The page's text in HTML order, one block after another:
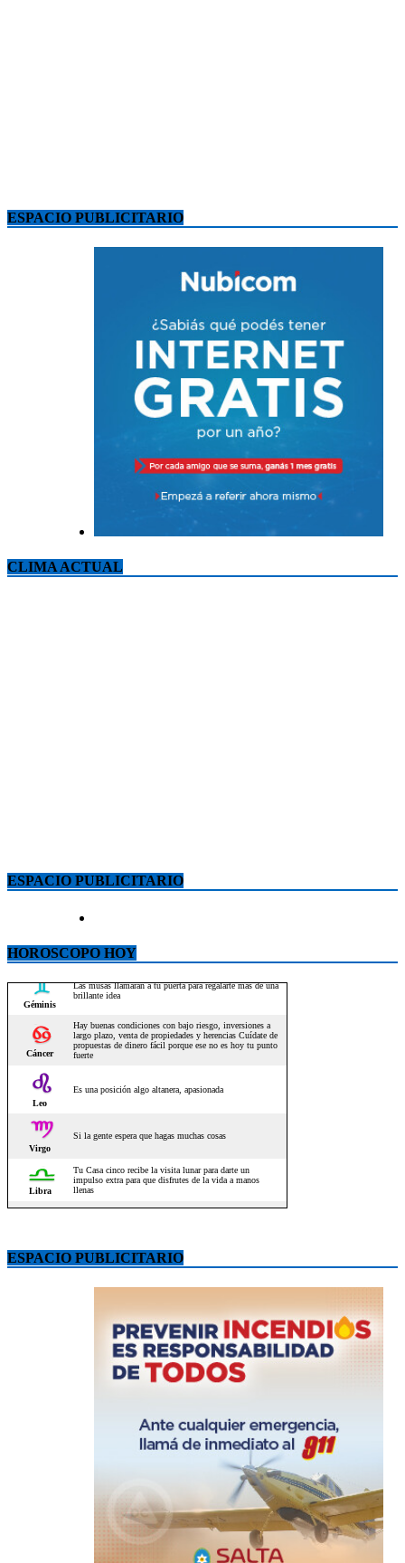
ESPACIO PUBLICITARIO
CLIMA ACTUAL
ESPACIO PUBLICITARIO
HOROSCOPO HOY
ESPACIO PUBLICITARIO